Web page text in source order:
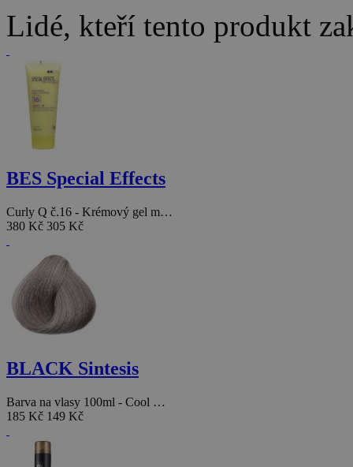
Lidé, kteří tento produkt
BES Special Effects
Curly Q č.16 - Krémový gel m…
380 Kč 305 Kč
BLACK Sintesis
Barva na vlasy 100ml - Cool …
185 Kč 149 Kč